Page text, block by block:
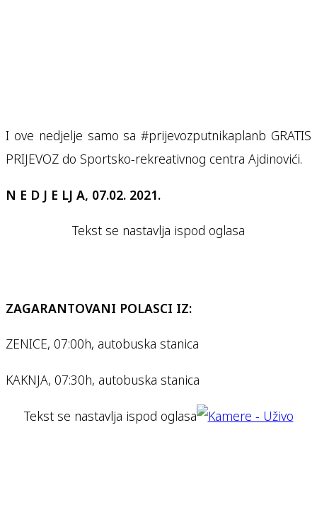
I ove nedjelje samo sa #prijevozputnikaplanb GRATIS
PRIJEVOZ do Sportsko-rekreativnog centra Ajdinovići.
N E D J E LJ A, 07.02. 2021.
Tekst se nastavlja ispod oglasa
ZAGARANTOVANI POLASCI IZ:
ZENICE, 07:00h, autobuska stanica
KAKNJA, 07:30h, autobuska stanica
Tekst se nastavlja ispod oglasa